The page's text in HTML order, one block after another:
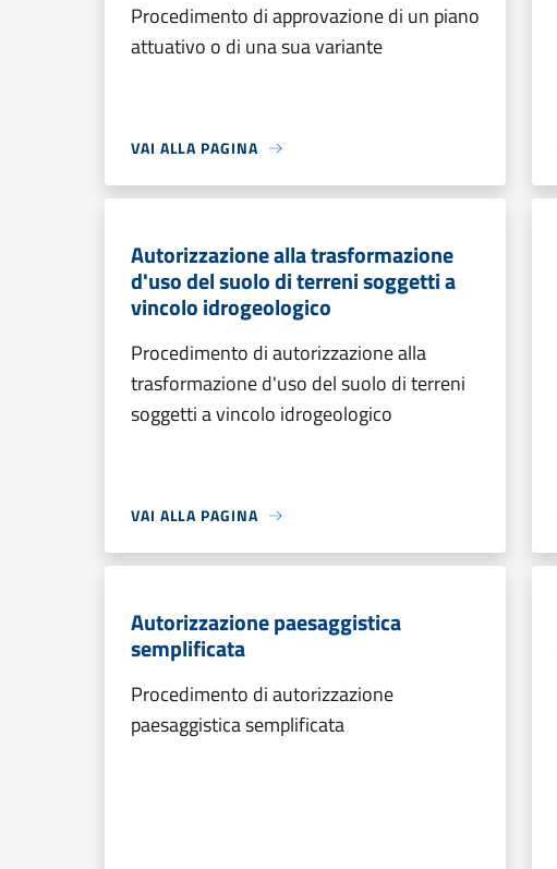
Procedimento di approvazione di un piano
attuativo o di una sua variante
VAI ALLA PAGINA
Autorizzazione alla trasformazione
d'uso del suolo di terreni soggetti a
vincolo idrogeologico
Procedimento di autorizzazione alla
trasformazione d'uso del suolo di terreni
soggetti a vincolo idrogeologico
VAI ALLA PAGINA
Autorizzazione paesaggistica
semplificata
Procedimento di autorizzazione
paesaggistica semplificata